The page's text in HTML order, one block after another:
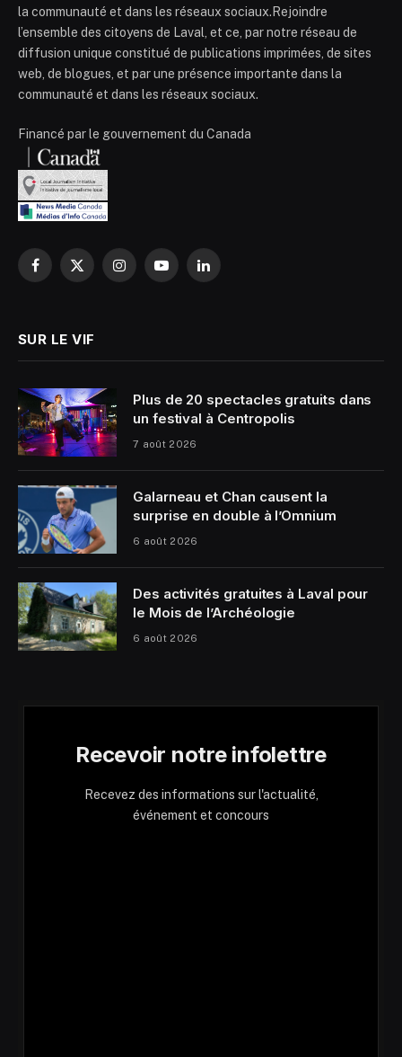
la communauté et dans les réseaux sociaux.Rejoindre
l’ensemble des citoyens de Laval, et ce, par notre réseau de
diffusion unique constitué de publications imprimées, de sites
web, de blogues, et par une présence importante dans la
communauté et dans les réseaux sociaux.
Financé par le gouvernement du Canada
Facebook
X
InstagramYouTubeLinkedIn
SUR LE VIF
Plus de 20 spectacles gratuits dans
un festival à Centropolis
7 août 2026
Galarneau et Chan causent la
surprise en double à l’Omnium
6 août 2026
Des activités gratuites à Laval pour
le Mois de l’Archéologie
6 août 2026
Recevoir notre infolettre
Recevez des informations sur l'actualité,
événement et concours